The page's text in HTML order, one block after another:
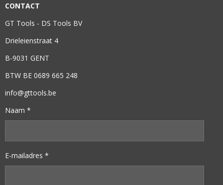
CONTACT
GT Tools - DS Tools BV
Drieleienstraat 4
B-9031 GENT
BTW BE 0689 665 248
info@gttools.be
Naam *
E-mailadres *